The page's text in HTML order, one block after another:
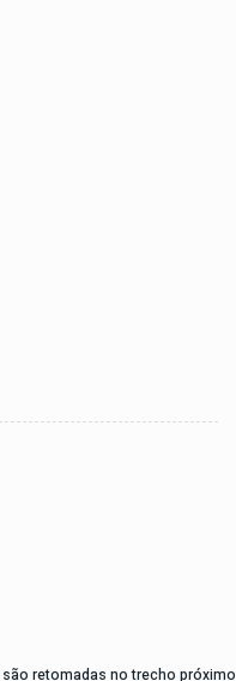
retomadas no trecho próximo